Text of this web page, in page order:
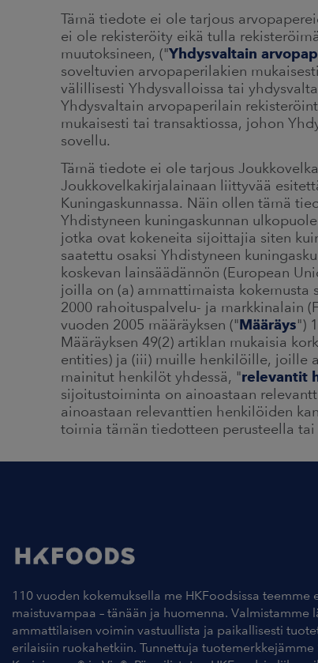
Tämä tiedote ei ole tarjous
ei ole rekisteröity eikä tulla
muutoksineen, ("Yhdysvaltain
soveltuvien arvopaperilakien
välillisesti Yhdysvalloissa tai
Yhdysvaltain arvopaperilain
mukaisesti tai transaktiossa, johon
sovellu.
Tämä tiedote ei ole tarjous
Joukkovelkakirjalainaan liittyvää
Kuningaskunnassa. Näin ollen tämä
Yhdistyneen kuningaskunnan
jotka ovat kokeneita sijoittajia siten
saatettu osaksi Yhdistyneen
koskevan lainsäädännön (European
joilla on (a) ammattimaista kokemusta
2000 rahoituspalvelu- ja markkinalain
vuoden 2005 määräyksen ("Määräys")
Määräyksen 49(2) artiklan mukaisia
entities) ja (iii) muille henkilöille, joille
mainitut henkilöt yhdessä, "relevantit
sijoitustoiminta on ainoastaan
ainoastaan relevanttien henkilöiden
toimia tämän tiedotteen perusteella tai
110 vuoden kokemuksella me HKFoodsissa teemme
maistuvampaa – tänään ja huomenna. Valmistamme
ammattilaisen voimin vastuullista ja paikallisesti
erilaisiin ruokahetkiin. Tunnettuja tuotemerkkejämme